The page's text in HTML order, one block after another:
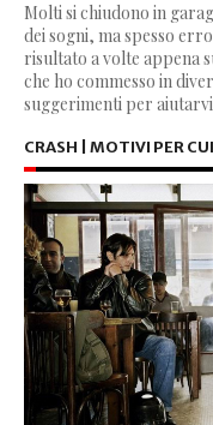
Molti si chiudono in
dei sogni, ma spesso
risultato a volte appena
che ho commesso in
suggerimenti per
CRASH | MOTIVI PER